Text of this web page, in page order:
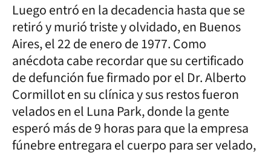
Luego entró en la decadencia hasta que se
retiró y murió triste y olvidado, en Buenos
Aires, el 22 de enero de 1977. Como
anécdota cabe recordar que su certificado
de defunción fue firmado por el Dr. Alberto
Cormillot en su clínica y sus restos fueron
velados en el Luna Park, donde la gente
esperó más de 9 horas para que la empresa
fúnebre entregara el cuerpo para ser velado,